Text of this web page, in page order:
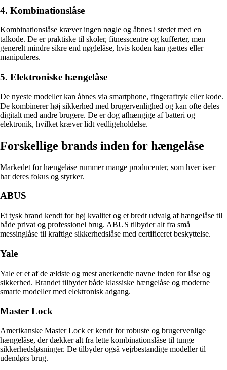
4. Kombinationslåse
Kombinationslåse kræver ingen nøgle og åbnes i stedet med en
talkode. De er praktiske til skoler, fitnesscentre og kufferter, men
generelt mindre sikre end nøglelåse, hvis koden kan gættes eller
manipuleres.
5. Elektroniske hængelåse
De nyeste modeller kan åbnes via smartphone, fingeraftryk eller kode.
De kombinerer høj sikkerhed med brugervenlighed og kan ofte deles
digitalt med andre brugere. De er dog afhængige af batteri og
elektronik, hvilket kræver lidt vedligeholdelse.
Forskellige brands inden for hængelåse
Markedet for hængelåse rummer mange producenter, som hver især
har deres fokus og styrker.
ABUS
Et tysk brand kendt for høj kvalitet og et bredt udvalg af hængelåse til
både privat og professionel brug. ABUS tilbyder alt fra små
messinglåse til kraftige sikkerhedslåse med certificeret beskyttelse.
Yale
Yale er et af de ældste og mest anerkendte navne inden for låse og
sikkerhed. Brandet tilbyder både klassiske hængelåse og moderne
smarte modeller med elektronisk adgang.
Master Lock
Amerikanske Master Lock er kendt for robuste og brugervenlige
hængelåse, der dækker alt fra lette kombinationslåse til tunge
sikkerhedsløsninger. De tilbyder også vejrbestandige modeller til
udendørs brug.